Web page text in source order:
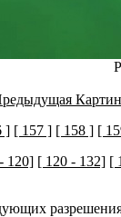
] [ 157 ] [ 158 ] [
120] [ 120 - 132] [